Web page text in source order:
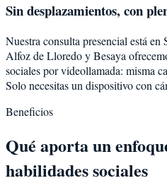
Sin desplazamientos, con
Nuestra consulta presencial está en
Alfoz de LloredoyBesaya
socialespor videollamada: misma
Solo necesitas un dispositivo con
Beneficios
Qué aporta un
habilidades sociales